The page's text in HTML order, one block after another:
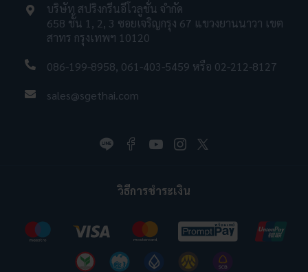
บริษัท สปริงกรีนอีโวลูชั่น จำกัด
658 ชั้น 1, 2, 3 ซอยเจริญกรุง 67 แขวงยานนาวา เขต
สาทร กรุงเทพฯ 10120
086-199-8958, 061-403-5459 หรือ 02-212-8127
sales@sgethai.com
วิธีการชำระเงิน